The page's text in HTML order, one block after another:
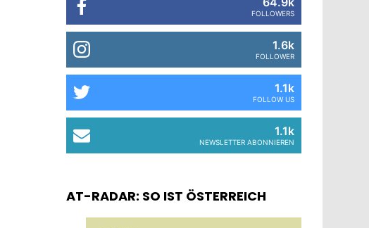
FOLLOWERS
1.6k
FOLLOWER
1.1k
FOLLOW US
1.1k
NEWSLETTER ABONNIEREN
AT-RADAR: SO IST ÖSTERREICH